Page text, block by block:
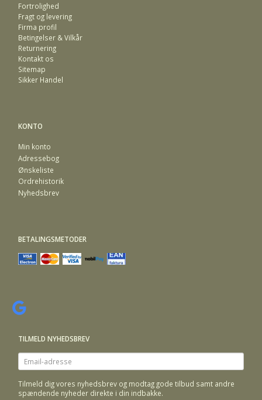
Fortrolighed
Fragt og levering
Firma profil
Betingelser & Vilkår
Returnering
Kontakt os
Sitemap
Sikker Handel
KONTO
Min konto
Adressebog
Ønskeliste
Ordrehistorik
Nyhedsbrev
BETALINGSMETODER
TILMELD NYHEDSBREV
Email-
adresse
Tilmeld dig vores nyhedsbrev og modtag gode tilbud samt andre
spændende nyheder direkte i din indbakke.